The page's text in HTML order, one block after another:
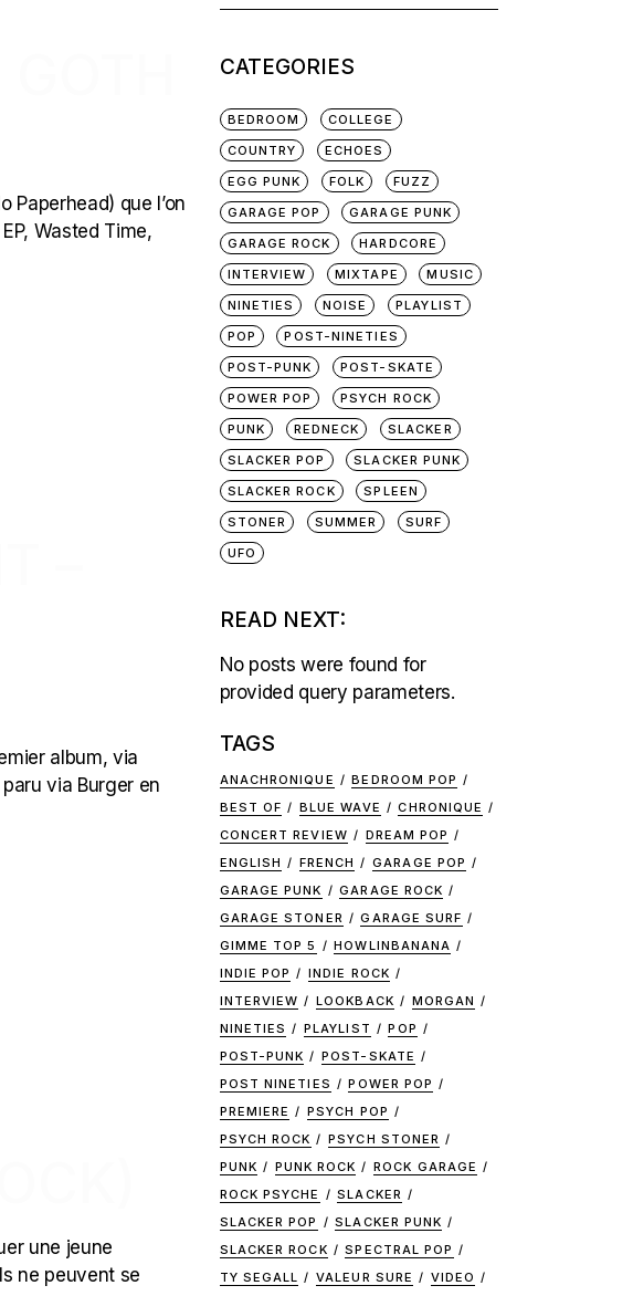
Paperhead) que l’on
Wasted Time,
album, via
via Burger en
une jeune
ne peuvent se
CATEGORIES
BEDROOM
COLLEGE
COUNTRY
ECHOES
EGG PUNK
FOLK
FUZZ
GARAGE POP
GARAGE PUNK
GARAGE ROCK
HARDCORE
INTERVIEW
MIXTAPE
MUSIC
NINETIES
NOISE
PLAYLIST
POP
POST-NINETIES
POST-PUNK
POST-SKATE
POWER POP
PSYCH ROCK
PUNK
REDNECK
SLACKER
SLACKER POP
SLACKER PUNK
SLACKER ROCK
SPLEEN
STONER
SUMMER
SURF
UFO
READ NEXT:
No posts were found for
provided query parameters.
TAGS
ANACHRONIQUE
BEDROOM POP
BEST OF
BLUE WAVE
CHRONIQUE
CONCERT REVIEW
DREAM POP
ENGLISH
FRENCH
GARAGE POP
GARAGE PUNK
GARAGE ROCK
GARAGE STONER
GARAGE SURF
GIMME TOP 5
HOWLINBANANA
INDIE POP
INDIE ROCK
INTERVIEW
LOOKBACK
MORGAN
NINETIES
PLAYLIST
POP
POST-PUNK
POST-SKATE
POST NINETIES
POWER POP
PREMIERE
PSYCH POP
PSYCH ROCK
PSYCH STONER
PUNK
PUNK ROCK
ROCK GARAGE
ROCK PSYCHE
SLACKER
SLACKER POP
SLACKER PUNK
SLACKER ROCK
SPECTRAL POP
TY SEGALL
VALEUR SURE
VIDEO